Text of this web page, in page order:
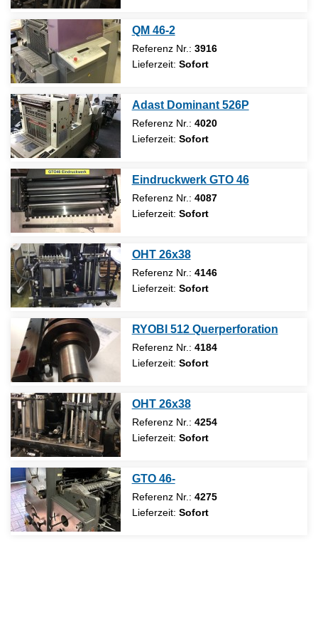
QM 46-2
Referenz Nr.: 3916
Lieferzeit: Sofort
Adast Dominant 526P
Referenz Nr.: 4020
Lieferzeit: Sofort
Eindruckwerk GTO 46
Referenz Nr.: 4087
Lieferzeit: Sofort
OHT 26x38
Referenz Nr.: 4146
Lieferzeit: Sofort
RYOBI 512 Querperforation
Referenz Nr.: 4184
Lieferzeit: Sofort
OHT 26x38
Referenz Nr.: 4254
Lieferzeit: Sofort
GTO 46-
Referenz Nr.: 4275
Lieferzeit: Sofort